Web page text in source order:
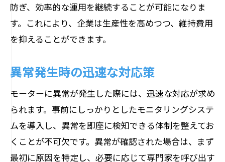
防ぎ、効率的な運用を継続することが可能になりま
す。これにより、企業は生産性を高めつつ、維持費用
を抑えることができます。
異常発生時の迅速な対応策
モーターに異常が発生した際には、迅速な対応が求め
られます。事前にしっかりとしたモニタリングシステ
ムを導入し、異常を即座に検知できる体制を整えてお
くことが不可欠です。異常が確認された場合は、まず
最初に原因を特定し、必要に応じて専門家を呼び出す